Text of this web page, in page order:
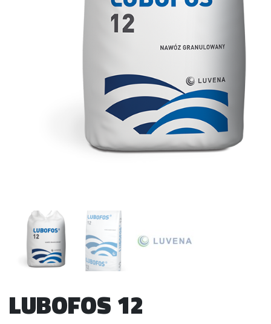
LUBOFOS 12